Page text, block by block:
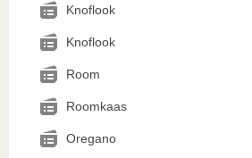
Knoflook
Knoflook
Room
Roomkaas
Oregano